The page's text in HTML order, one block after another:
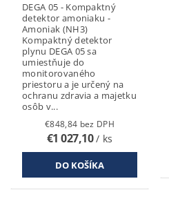
DEGA 05 - Kompaktný
detektor amoniaku -
Amoniak (NH3)
Kompaktný detektor
plynu DEGA 05 sa
umiestňuje do
monitorovaného
priestoru a je určený na
ochranu zdravia a majetku
osôb v...
€848,84 bez DPH
€1 027,10/ ks